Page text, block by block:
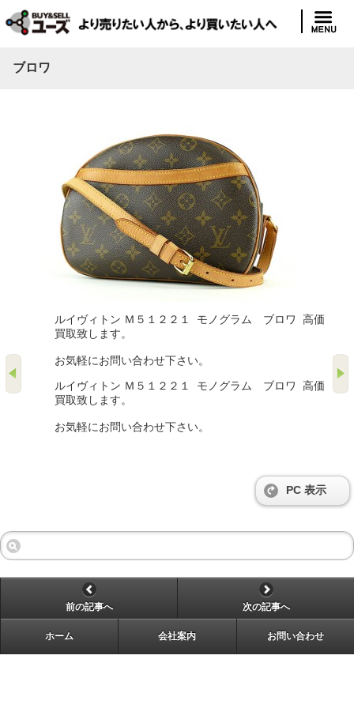
ブロワ
ルイヴィトン Ｍ５１２２１ モノグラム ブロワ 高価
買取致します。
お気軽にお問い合わせ下さい。
ルイヴィトン Ｍ５１２２１ モノグラム ブロワ 高価
買取致します。
お気軽にお問い合わせ下さい。
PC 表示
前の記事へ 次の記事へ
ホーム 会社案内 お問い合わせ